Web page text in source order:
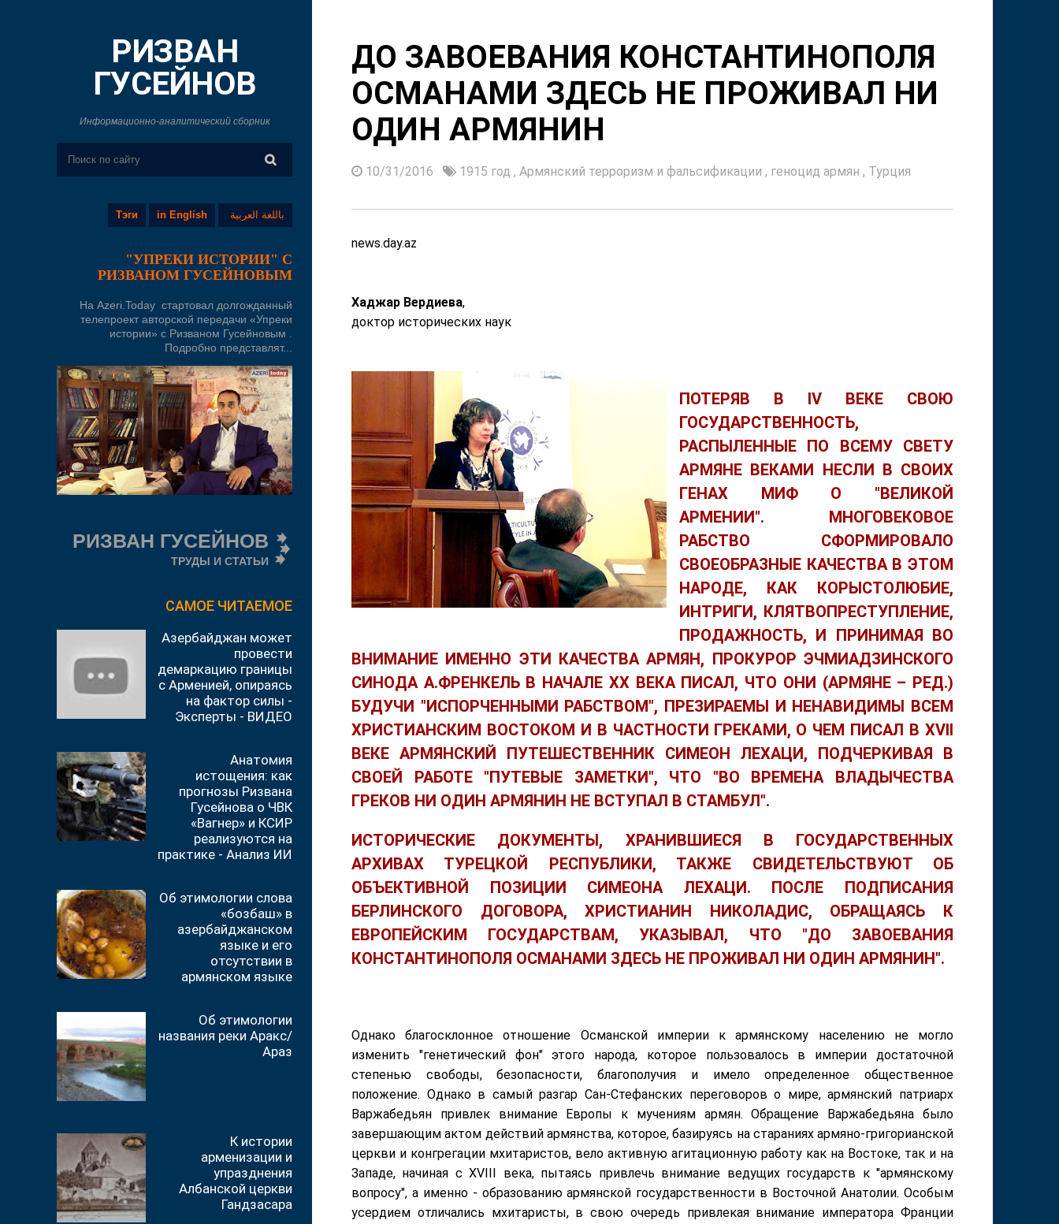
РИЗВАН
ГУСЕЙНОВ
Информационно-аналитический сборник
باللغة العربية in English
Тэги
"УПРЕКИ ИСТОРИИ" С
РИЗВАНОМ ГУСЕЙНОВЫМ
На Azeri.Today стартовал долгожданный
телепроект авторской передачи «Упреки
истории» с Ризваном Гусейновым .
Подробно представлят...
РИЗВАН ГУСЕЙНОВ
ТРУДЫ И СТАТЬИ
САМОЕ ЧИТАЕМОЕ
Азербайджан может
провести
демаркацию границы
с Арменией, опираясь
на фактор силы -
Эксперты - ВИДЕО
Анатомия
истощения: как
прогнозы Ризвана
Гусейнова о ЧВК
«Вагнер» и КСИР
реализуются на
практике - Анализ ИИ
Об этимологии слова
«бозбаш» в
азербайджанском
языке и его
отсутствии в
армянском языке
Об этимологии
названия реки Аракс/
Араз
К истории
арменизации и
упразднения
Албанской церкви
Гандзасара
ДО ЗАВОЕВАНИЯ КОНСТАНТИНОПОЛЯ
ОСМАНАМИ ЗДЕСЬ НЕ ПРОЖИВАЛ НИ
ОДИН АРМЯНИН
10/31/2016 1915 год , Армянский терроризм и фальсификации , геноцид армян , Турция
news.day.az
Хаджар Вердиева,
доктор исторических наук
ПОТЕРЯВ В IV ВЕКЕ СВОЮ
ГОСУДАРСТВЕННОСТЬ,
РАСПЫЛЕННЫЕ ПО ВСЕМУ СВЕТУ
АРМЯНЕ ВЕКАМИ НЕСЛИ В СВОИХ
ГЕНАХ МИФ О "ВЕЛИКОЙ
АРМЕНИИ". МНОГОВЕКОВОЕ
РАБСТВО СФОРМИРОВАЛО
СВОЕОБРАЗНЫЕ КАЧЕСТВА В ЭТОМ
НАРОДЕ, КАК КОРЫСТОЛЮБИЕ,
ИНТРИГИ, КЛЯТВОПРЕСТУПЛЕНИЕ,
ПРОДАЖНОСТЬ, И ПРИНИМАЯ ВО
ВНИМАНИЕ ИМЕННО ЭТИ КАЧЕСТВА АРМЯН, ПРОКУРОР ЭЧМИАДЗИНСКОГО
СИНОДА А.ФРЕНКЕЛЬ В НАЧАЛЕ ХХ ВЕКА ПИСАЛ, ЧТО ОНИ (АРМЯНЕ – РЕД.)
БУДУЧИ "ИСПОРЧЕННЫМИ РАБСТВОМ", ПРЕЗИРАЕМЫ И НЕНАВИДИМЫ ВСЕМ
ХРИСТИАНСКИМ ВОСТОКОМ И В ЧАСТНОСТИ ГРЕКАМИ, О ЧЕМ ПИСАЛ В ХVII
ВЕКЕ АРМЯНСКИЙ ПУТЕШЕСТВЕННИК СИМЕОН ЛЕХАЦИ, ПОДЧЕРКИВАЯ В
СВОЕЙ РАБОТЕ "ПУТЕВЫЕ ЗАМЕТКИ", ЧТО "ВО ВРЕМЕНА ВЛАДЫЧЕСТВА
ГРЕКОВ НИ ОДИН АРМЯНИН НЕ ВСТУПАЛ В СТАМБУЛ".
ИСТОРИЧЕСКИЕ ДОКУМЕНТЫ, ХРАНИВШИЕСЯ В ГОСУДАРСТВЕННЫХ
АРХИВАХ ТУРЕЦКОЙ РЕСПУБЛИКИ, ТАКЖЕ СВИДЕТЕЛЬСТВУЮТ ОБ
ОБЪЕКТИВНОЙ ПОЗИЦИИ СИМЕОНА ЛЕХАЦИ. ПОСЛЕ ПОДПИСАНИЯ
БЕРЛИНСКОГО ДОГОВОРА, ХРИСТИАНИН НИКОЛАДИС, ОБРАЩАЯСЬ К
ЕВРОПЕЙСКИМ ГОСУДАРСТВАМ, УКАЗЫВАЛ, ЧТО "ДО ЗАВОЕВАНИЯ
КОНСТАНТИНОПОЛЯ ОСМАНАМИ ЗДЕСЬ НЕ ПРОЖИВАЛ НИ ОДИН АРМЯНИН".
Однако благосклонное отношение Османской империи к армянскому населению не могло
изменить "генетический фон" этого народа, которое пользовалось в империи достаточной
степенью свободы, безопасности, благополучия и имело определенное общественное
положение. Однако в самый разгар Сан-Стефанских переговоров о мире, армянский патриарх
Варжабедьян привлек внимание Европы к мучениям армян. Обращение Варжабедьяна было
завершающим актом действий армянства, которое, базируясь на стараниях армяно-григорианской
церкви и конгрегации мхитаристов, вело активную агитационную работу как на Востоке, так и на
Западе, начиная с ХVIII века, пытаясь привлечь внимание ведущих государств к "армянскому
вопросу", а именно - образованию армянской государственности в Восточной Анатолии. Особым
усердием отличались мхитаристы, в свою очередь привлекая внимание императора Франции